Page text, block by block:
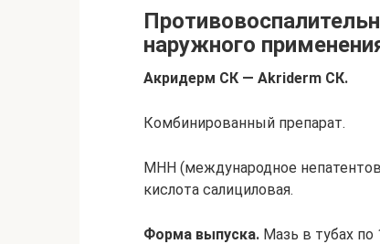
наружного
Акридерм СК — Akriderm СК.
Комбинированный препарат.
МНН (международное
кислота салициловая.
Форма выпуска. Мазь в тубах по